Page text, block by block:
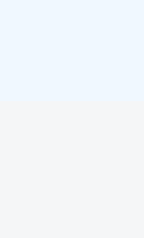
annan webbplats.